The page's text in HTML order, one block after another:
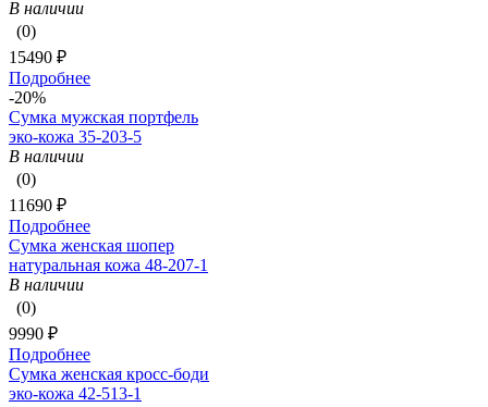
В наличии
(0)
15490 ₽
Подробнее
-20%
Сумка мужская портфель
эко-кожа 35-203-5
В наличии
(0)
11690 ₽
Подробнее
Сумка женская шопер
натуральная кожа 48-207-1
В наличии
(0)
9990 ₽
Подробнее
Сумка женская кросс-боди
эко-кожа 42-513-1